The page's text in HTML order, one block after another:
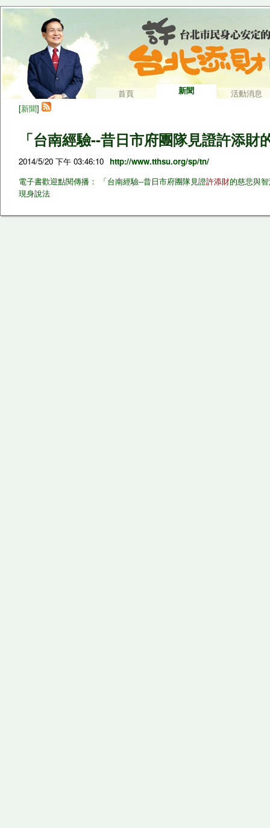
首頁 新聞 活動消息
[新聞]
「台南經驗--昔日市府團隊見證許添財
2014/5/20 下午 03:46:10 http://www.tthsu.org/sp/tn/
電子書歡迎點閱傳播： 「台南經驗--昔日市府團隊見證許添財的慈悲與
現身說法